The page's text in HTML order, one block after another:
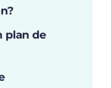
plan de